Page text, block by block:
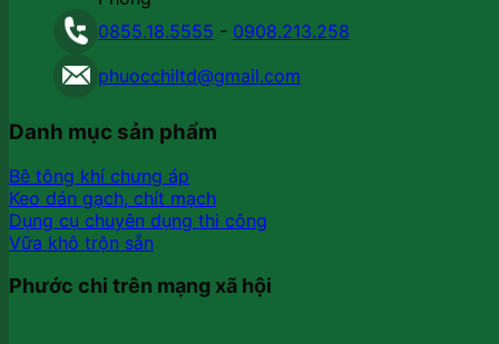
0855.18.5555 - 0908.213.258
phuocchiltd@gmail.com
Danh mục sản phẩm
Bê tông khí chưng áp
Keo dán gạch, chít mạch
Dụng cụ chuyên dụng thi công
Vữa khô trộn sẵn
Phước chi trên mạng xã hội